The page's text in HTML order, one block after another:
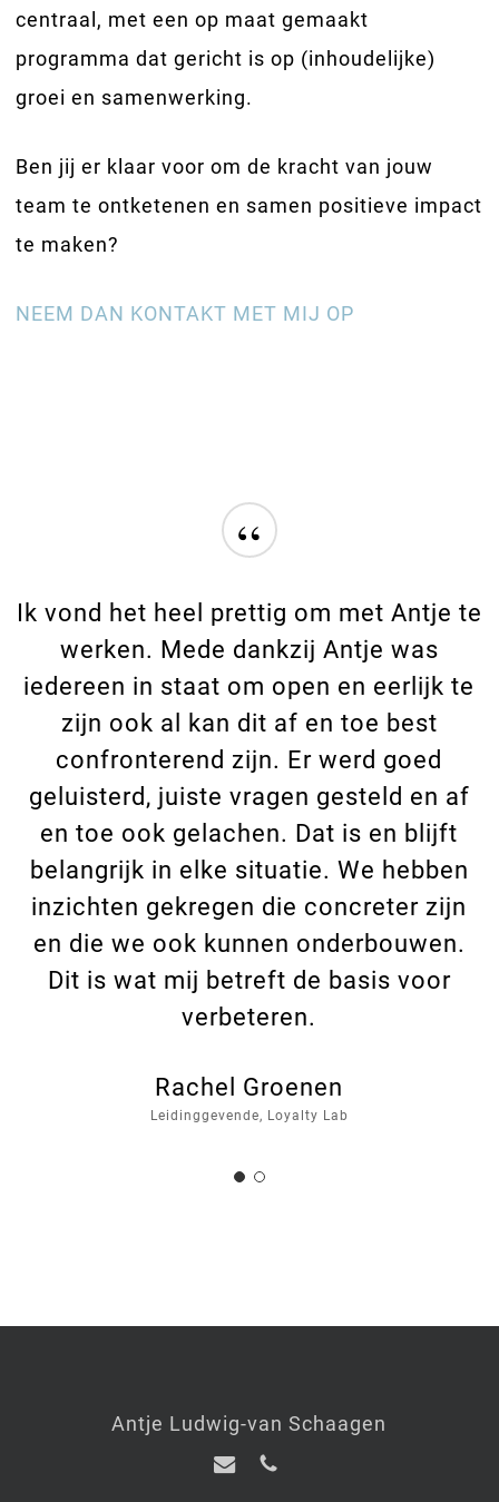
centraal, met een op maat gemaakt
programma dat gericht is op (inhoudelijke)
groei en samenwerking.
Ben jij er klaar voor om de kracht van jouw
team te ontketenen en samen positieve impact
te maken?
NEEM DAN KONTAKT MET MIJ OP
“
Ik vond het heel prettig om met Antje te
werken. Mede dankzij Antje was
iedereen in staat om open en eerlijk te
zijn ook al kan dit af en toe best
confronterend zijn. Er werd goed
geluisterd, juiste vragen gesteld en af
en toe ook gelachen. Dat is en blijft
belangrijk in elke situatie. We hebben
inzichten gekregen die concreter zijn
en die we ook kunnen onderbouwen.
Dit is wat mij betreft de basis voor
verbeteren.
Rachel Groenen
Leidinggevende, Loyalty Lab
Antje Ludwig-van Schaagen